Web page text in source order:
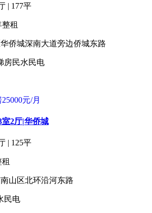
| 177平
整租
侨城深南大道旁边侨城东路
房民水民电
2厅|华侨城
| 125平
山区北环沿河东路
民电